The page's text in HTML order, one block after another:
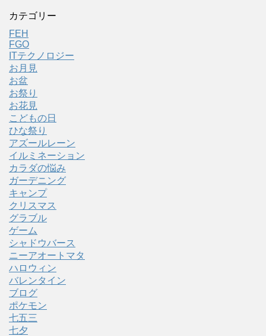
カテゴリー
FEH
FGO
ITテクノロジー
お月見
お盆
お祭り
お花見
こどもの日
ひな祭り
アズールレーン
イルミネーション
カラダの悩み
ガーデニング
キャンプ
クリスマス
グラブル
ゲーム
シャドウバース
ニーアオートマタ
ハロウィン
バレンタイン
ブログ
ポケモン
七五三
七夕